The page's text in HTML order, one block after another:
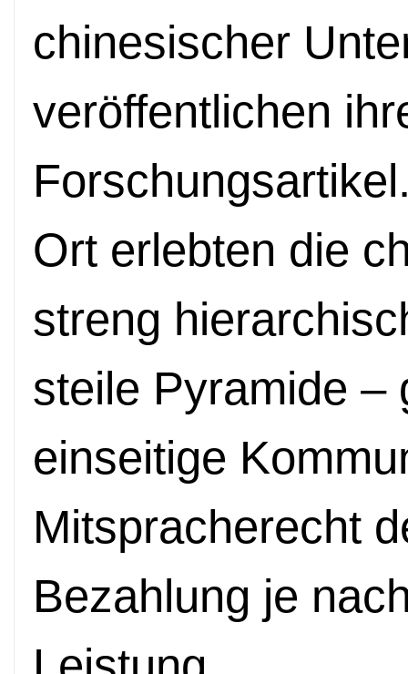
chinesischer
veröffentlichen
Ort erlebten die
streng
steile Pyramide –
einseitige
Mitspracherecht
Bezahlung je